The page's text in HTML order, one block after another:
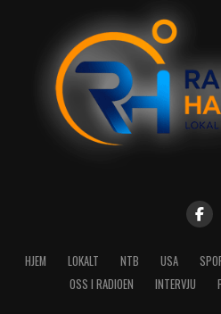
HJEM LOKALT NTB USA
OSS I RADIOEN
INTERVJU